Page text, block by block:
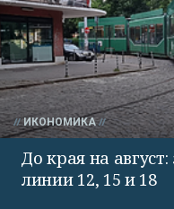
ИКОНОМИКА
До края на
линии 12, 15 и 18